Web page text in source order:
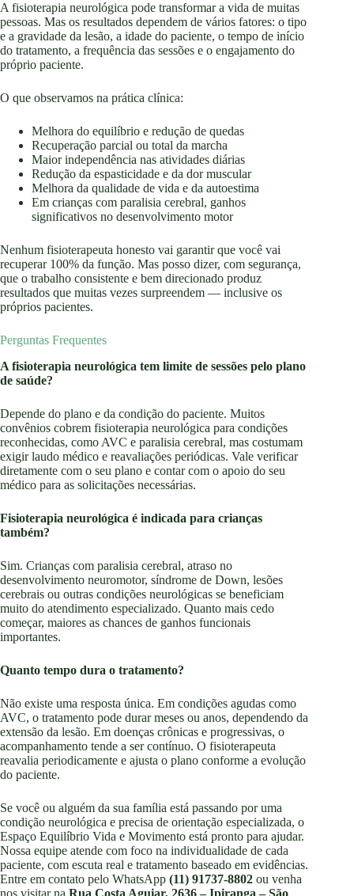
A fisioterapia neurológica pode transformar a vida de muitas
pessoas. Mas os resultados dependem de vários fatores: o tipo
e a gravidade da lesão, a idade do paciente, o tempo de início
do tratamento, a frequência das sessões e o engajamento do
próprio paciente.
O que observamos na prática clínica:
Melhora do equilíbrio e redução de quedas
Recuperação parcial ou total da marcha
Maior independência nas atividades diárias
Redução da espasticidade e da dor muscular
Melhora da qualidade de vida e da autoestima
Em crianças com paralisia cerebral, ganhos
significativos no desenvolvimento motor
Nenhum fisioterapeuta honesto vai garantir que você vai
recuperar 100% da função. Mas posso dizer, com segurança,
que o trabalho consistente e bem direcionado produz
resultados que muitas vezes surpreendem — inclusive os
próprios pacientes.
Perguntas Frequentes
A fisioterapia neurológica tem limite de sessões pelo plano
de saúde?
Depende do plano e da condição do paciente. Muitos
convênios cobrem fisioterapia neurológica para condições
reconhecidas, como AVC e paralisia cerebral, mas costumam
exigir laudo médico e reavaliações periódicas. Vale verificar
diretamente com o seu plano e contar com o apoio do seu
médico para as solicitações necessárias.
Fisioterapia neurológica é indicada para crianças
também?
Sim. Crianças com paralisia cerebral, atraso no
desenvolvimento neuromotor, síndrome de Down, lesões
cerebrais ou outras condições neurológicas se beneficiam
muito do atendimento especializado. Quanto mais cedo
começar, maiores as chances de ganhos funcionais
importantes.
Quanto tempo dura o tratamento?
Não existe uma resposta única. Em condições agudas como
AVC, o tratamento pode durar meses ou anos, dependendo da
extensão da lesão. Em doenças crônicas e progressivas, o
acompanhamento tende a ser contínuo. O fisioterapeuta
reavalia periodicamente e ajusta o plano conforme a evolução
do paciente.
Se você ou alguém da sua família está passando por uma
condição neurológica e precisa de orientação especializada, o
Espaço Equilíbrio Vida e Movimento está pronto para ajudar.
Nossa equipe atende com foco na individualidade de cada
paciente, com escuta real e tratamento baseado em evidências.
Entre em contato pelo WhatsApp (11) 91737-8802 ou venha
nos visitar na Rua Costa Aguiar, 2636 – Ipiranga – São